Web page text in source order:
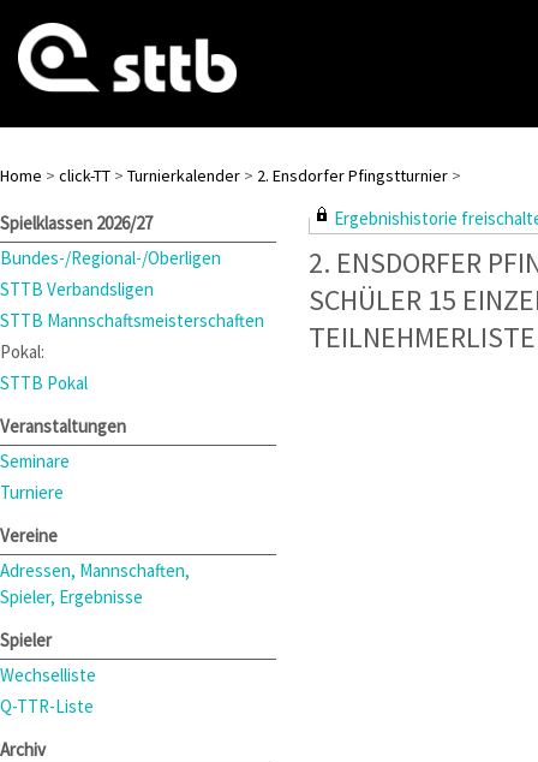
Home > click-TT > Turnierkalender > 2. Ensdorfer Pfingstturnier >
Spielklassen 2026/27
Bundes-/Regional-/Oberligen
STTB Verbandsligen
STTB Mannschaftsmeisterschaften
Pokal:
STTB Pokal
Veranstaltungen
Seminare
Turniere
Vereine
Adressen, Mannschaften,
Spieler, Ergebnisse
Spieler
Wechselliste
Q-TTR-Liste
Archiv
Ergebnishistorie
2. ENSDORFER
SCHÜLER 15
TEILNEHMERLISTE